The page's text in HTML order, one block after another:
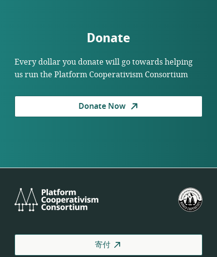
Donate
Every dollar you donate will go towards helping
us run the Platform Cooperativism Consortium
Donate Now
Cooperativism
国
寄付